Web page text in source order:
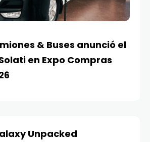
& Buses anunció el
en Expo Compras
Unpacked